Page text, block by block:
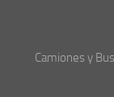
Camiones y